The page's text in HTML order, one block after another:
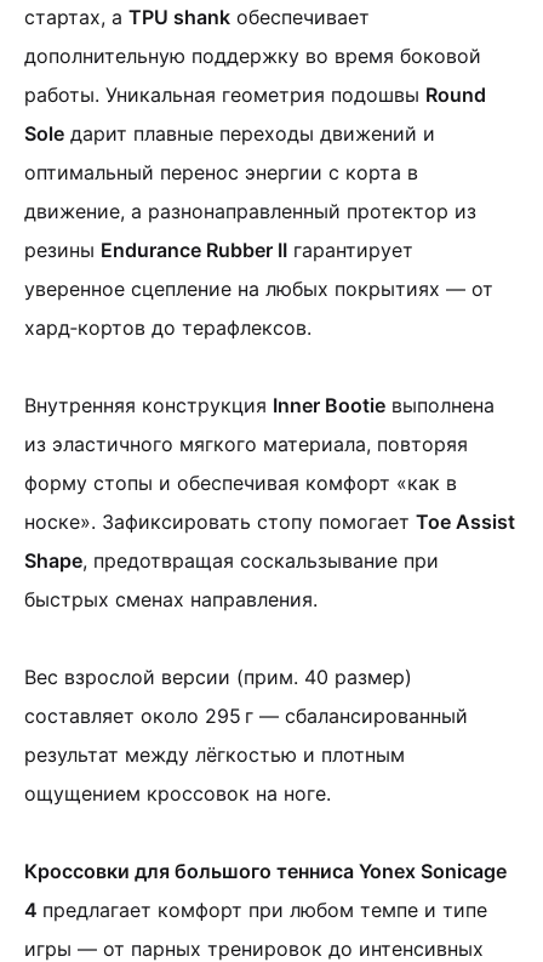
стартах, а TPU shank обеспечивает
дополнительную поддержку во время боковой
работы. Уникальная геометрия подошвы Round
Sole дарит плавные переходы движений и
оптимальный перенос энергии с корта в
движение, а разнонаправленный протектор из
резины Endurance Rubber II гарантирует
уверенное сцепление на любых покрытиях — от
хард‑кортов до терафлексов.
Внутренняя конструкция Inner Bootie выполнена
из эластичного мягкого материала, повторяя
форму стопы и обеспечивая комфорт «как в
носке». Зафиксировать стопу помогает Toe Assist
Shape, предотвращая соскальзывание при
быстрых сменах направления.
Вес взрослой версии (прим. 40 размер)
составляет около 295 г — сбалансированный
результат между лёгкостью и плотным
ощущением кроссовок на ноге.
Кроссовки для большого тенниса Yonex Sonicage
4 предлагает комфорт при любом темпе и типе
игры — от парных тренировок до интенсивных